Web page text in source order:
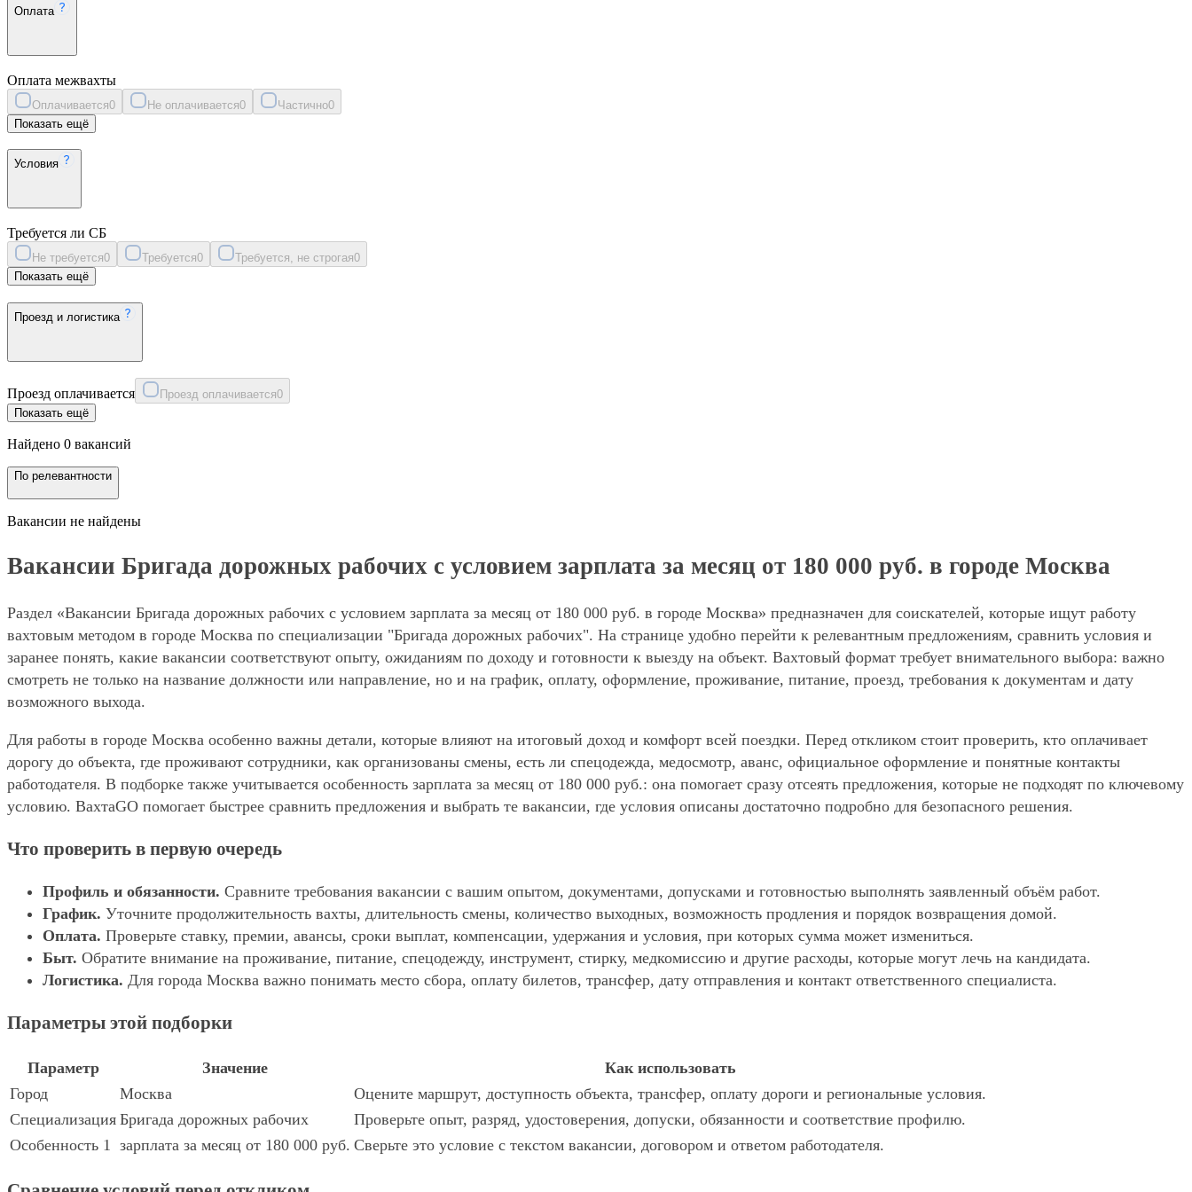
Оплата
Оплата межвахты
Оплачивается0 Не оплачивается0 Частично0
Показать ещё
Условия
Требуется ли СБ
Не требуется0 Требуется0 Требуется, не строгая0
Показать ещё
Проезд и логистика
Проезд оплачивается Проезд оплачивается0
Показать ещё
Найдено 0 вакансий
По релевантности
Вакансии не найдены
Вакансии Бригада дорожных рабочих с условием зарплата за месяц от 180 000 руб. в городе Москва
Раздел «Вакансии Бригада дорожных рабочих с условием зарплата за месяц от 180 000 руб. в городе Москва» предназначен для соискателей, которые ищут работу
вахтовым методом в городе Москва по специализации "Бригада дорожных рабочих". На странице удобно перейти к релевантным предложениям, сравнить условия и
заранее понять, какие вакансии соответствуют опыту, ожиданиям по доходу и готовности к выезду на объект. Вахтовый формат требует внимательного выбора: важно
смотреть не только на название должности или направление, но и на график, оплату, оформление, проживание, питание, проезд, требования к документам и дату
возможного выхода.
Для работы в городе Москва особенно важны детали, которые влияют на итоговый доход и комфорт всей поездки. Перед откликом стоит проверить, кто оплачивает
дорогу до объекта, где проживают сотрудники, как организованы смены, есть ли спецодежда, медосмотр, аванс, официальное оформление и понятные контакты
работодателя. В подборке также учитывается особенность зарплата за месяц от 180 000 руб.: она помогает сразу отсеять предложения, которые не подходят по ключевому
условию. ВахтаGO помогает быстрее сравнить предложения и выбрать те вакансии, где условия описаны достаточно подробно для безопасного решения.
Что проверить в первую очередь
Профиль и обязанности. Сравните требования вакансии с вашим опытом, документами, допусками и готовностью выполнять заявленный объём работ.
График. Уточните продолжительность вахты, длительность смены, количество выходных, возможность продления и порядок возвращения домой.
Оплата. Проверьте ставку, премии, авансы, сроки выплат, компенсации, удержания и условия, при которых сумма может измениться.
Быт. Обратите внимание на проживание, питание, спецодежду, инструмент, стирку, медкомиссию и другие расходы, которые могут лечь на кандидата.
Логистика. Для города Москва важно понимать место сбора, оплату билетов, трансфер, дату отправления и контакт ответственного специалиста.
Параметры этой подборки
Параметр Значение
Как использовать
Город
Москва
Оцените маршрут, доступность объекта, трансфер, оплату дороги и региональные условия.
Специализация Бригада дорожных рабочих
Проверьте опыт, разряд, удостоверения, допуски, обязанности и соответствие профилю.
Особенность 1 зарплата за месяц от 180 000 руб. Сверьте это условие с текстом вакансии, договором и ответом работодателя.